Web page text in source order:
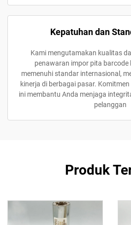
Kepatuhan dan
Kami mengutamakan kualitas
penawaran impor pita barcode
memenuhi standar internasional,
kinerja di berbagai pasar.
ini membantu Anda menjaga
pelanggan
Produk